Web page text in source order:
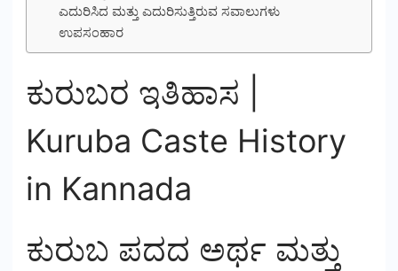
ಎದುರಿಸಿದ ಮತ್ತು ಎದುರಿಸುತ್ತಿರುವ ಸವಾಲುಗಳು
ಉಪಸಂಹಾರ
ಕುರುಬರ ಇತಿಹಾಸ |
Kuruba Caste History
in Kannada
ಕುರುಬ ಪದದ ಅರ್ಥ ಮತ್ತು